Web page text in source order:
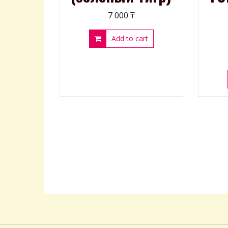
7 000 ₸
Add to cart